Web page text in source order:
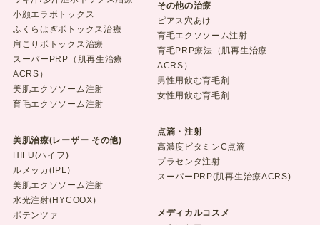
小顔エラボトックス
ふくらはぎボトックス治療
肩こりボトックス治療
スーパーPRP（肌再生治療
ACRS）
美肌エクソソーム注射
育毛エクソソーム注射
美肌治療(レーザー その他)
HIFU(ハイフ)
ルメッカ(IPL)
美肌エクソソーム注射
水光注射(HYCOOX)
ポテンツァ
その他の治療
ピアス穴あけ
育毛エクソソーム注射
育毛PRP療法（肌再生治療
ACRS）
男性用飲む育毛剤
女性用飲む育毛剤
点滴・注射
高濃度ビタミンC点滴
プラセンタ注射
スーパーPRP(肌再生治療ACRS)
メディカルコスメ